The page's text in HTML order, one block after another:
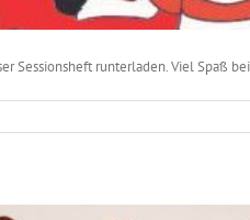
Sessionsheft runterladen. Viel Spaß